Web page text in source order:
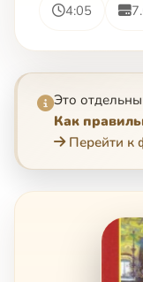
4:05
Это
Как
Перейти к